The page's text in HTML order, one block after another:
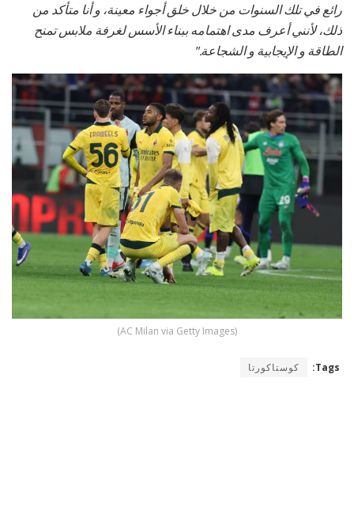
رائع في تلك السنوات من خلال خلق أجواء معينة، و أنا متأكد من
ذلك، لأنني أعرف مدى اهتمامه ببناء الأسس لغرفة ملابس تمنح
الطاقة و الإيجابية و الشجاعة."
(AC Milan via Getty Images)
Tags: كوستاكورتا